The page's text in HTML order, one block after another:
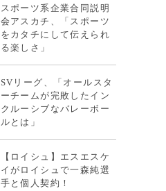
スポーツ系企業合同説明
会アスカチ、「スポーツ
をカタチにして伝えられ
る楽しさ」
SVリーグ、「オールスタ
ーチームが完敗したイン
クルーシブなバレーボー
ルとは」
【ロイシュ】エスエスケ
イがロイシュで一森純選
手と個人契約！